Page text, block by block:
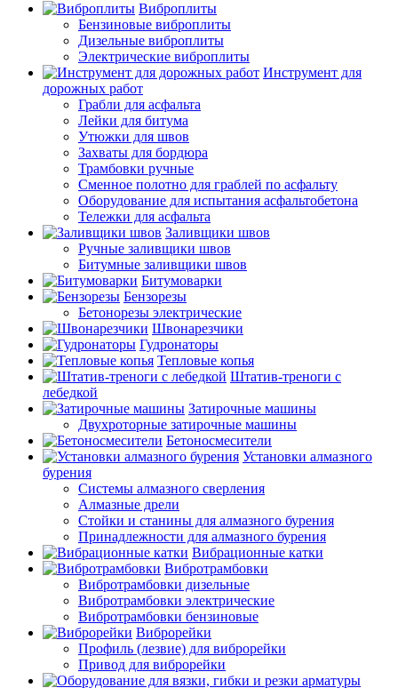
Виброплиты
Бензиновые виброплиты
Дизельные виброплиты
Электрические виброплиты
Инструмент для
дорожных работ
Грабли для асфальта
Лейки для битума
Утюжки для швов
Захваты для бордюра
Трамбовки ручные
Сменное полотно для граблей по асфальту
Оборудование для испытания асфальтобетона
Тележки для асфальта
Заливщики швов
Ручные заливщики швов
Битумные заливщики швов
Битумоварки
Бензорезы
Бетонорезы электрические
Швонарезчики
Гудронаторы
Тепловые копья
Штатив-треноги с
лебедкой
Затирочные машины
Двухроторные затирочные машины
Бетоносмесители
Установки алмазного
бурения
Системы алмазного сверления
Алмазные дрели
Стойки и станины для алмазного бурения
Принадлежности для алмазного бурения
Вибрационные катки
Вибротрамбовки
Вибротрамбовки дизельные
Вибротрамбовки электрические
Вибротрамбовки бензиновые
Виброрейки
Профиль (лезвие) для виброрейки
Привод для виброрейки